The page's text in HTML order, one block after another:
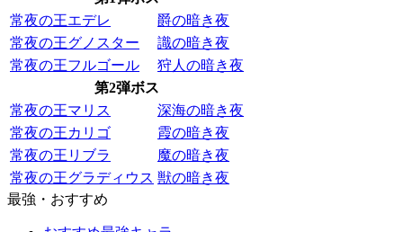
常夜の王エデレ
爵の暗き夜
常夜の王グノスター
識の暗き夜
常夜の王フルゴール
狩人の暗き夜
第2弾ボス
常夜の王マリス
深海の暗き夜
常夜の王カリゴ
霞の暗き夜
常夜の王リブラ
魔の暗き夜
常夜の王グラディウス 獣の暗き夜
最強・おすすめ